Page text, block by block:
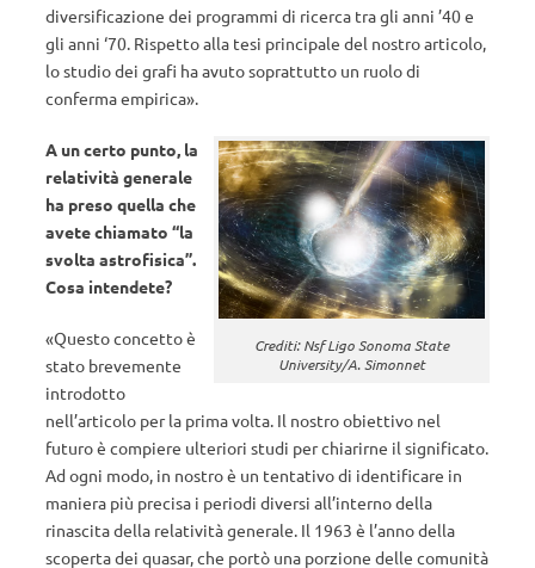
diversificazione dei programmi di ricerca tra gli anni ’40 e
gli anni ‘70. Rispetto alla tesi principale del nostro articolo,
lo studio dei grafi ha avuto soprattutto un ruolo di
conferma empirica».
Crediti: Nsf Ligo Sonoma State
University/A. Simonnet
A un certo punto, la
relatività generale
ha preso quella che
avete chiamato “la
svolta astrofisica”.
Cosa intendete?
«Questo concetto è
stato brevemente
introdotto
nell’articolo per la prima volta. Il nostro obiettivo nel
futuro è compiere ulteriori studi per chiarirne il significato.
Ad ogni modo, in nostro è un tentativo di identificare in
maniera più precisa i periodi diversi all’interno della
rinascita della relatività generale. Il 1963 è l’anno della
scoperta dei quasar, che portò una porzione delle comunità